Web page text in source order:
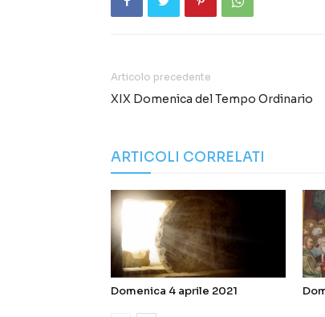
Articolo precedente
XIX Domenica del Tempo Ordinario
ARTICOLI CORRELATI
Domenica 4 aprile 2021